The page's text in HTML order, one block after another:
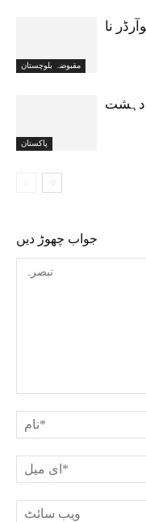
مقبوضہ بلوچستان
پاکستان
جواب چھوڑ دیں